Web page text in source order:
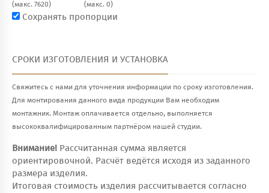
(макс. 7620) (макс. 0)
Сохранять пропорции
СРОКИ ИЗГОТОВЛЕНИЯ И УСТАНОВКА
Свяжитесь с нами для уточнения информации по сроку изготовления.
Для монтирования данного вида продукции Вам необходим
монтажник. Монтаж оплачивается отдельно, выполняется
высококвалифицированным партнёром нашей студии.
Внимание! Рассчитанная сумма является
ориентировочной. Расчёт ведётся исходя из заданного
размера изделия.
Итоговая стоимость изделия рассчитывается согласно